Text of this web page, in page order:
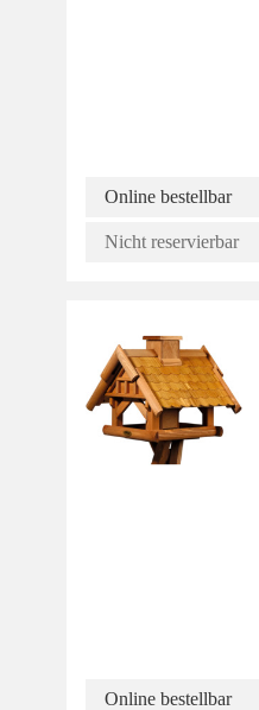
Online bestellbar
Nicht reservierbar
Online bestellbar